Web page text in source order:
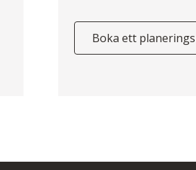
Boka ett